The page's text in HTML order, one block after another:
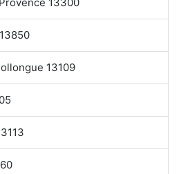
13109